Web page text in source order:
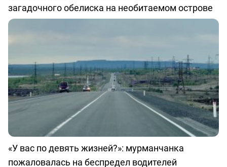
загадочного обелиска на необитаемом острове
«У вас по девять жизней?»: мурманчанка
пожаловалась на беспредел водителей